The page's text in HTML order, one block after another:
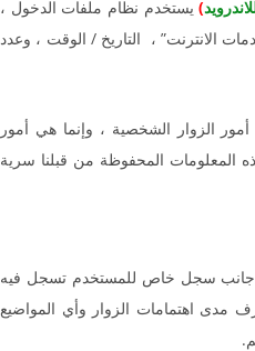
)يستخدم نظام ملفات الدخول ،
الانترنت” ، التاريخ / الوقت ، وعدد
الزوار الشخصية ، وإنما هي أمور
المعلومات المحفوظة من قبلنا سرية
جانب سجل خاص للمستخدم تسجل فيه
مدى اهتمامات الزوار وأي المواضيع